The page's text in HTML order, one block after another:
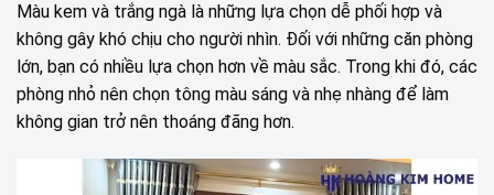
Màu kem và trắng ngà là những lựa chọn dễ phối hợp và
không gây khó chịu cho người nhìn. Đối với những căn phòng
lớn, bạn có nhiều lựa chọn hơn về màu sắc. Trong khi đó, các
phòng nhỏ nên chọn tông màu sáng và nhẹ nhàng để làm
không gian trở nên thoáng đãng hơn.